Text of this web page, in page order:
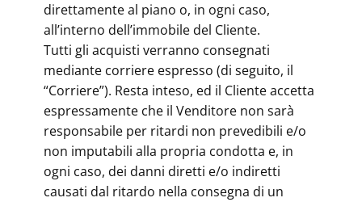
direttamente al piano o, in ogni caso,
all’interno dell’immobile del Cliente.
Tutti gli acquisti verranno consegnati
mediante corriere espresso (di seguito, il
“Corriere”). Resta inteso, ed il Cliente accetta
espressamente che il Venditore non sarà
responsabile per ritardi non prevedibili e/o
non imputabili alla propria condotta e, in
ogni caso, dei danni diretti e/o indiretti
causati dal ritardo nella consegna di un